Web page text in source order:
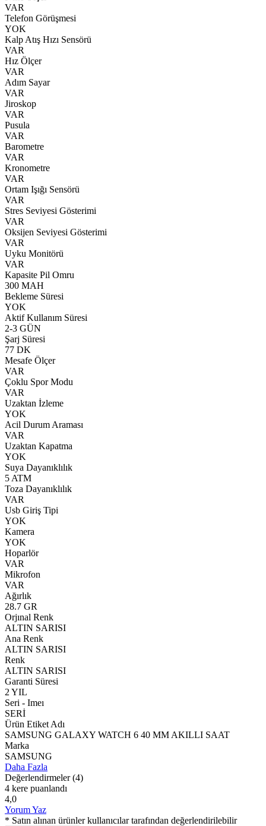
VAR
Telefon Görüşmesi
YOK
Kalp Atış Hızı Sensörü
VAR
Hız Ölçer
VAR
Adım Sayar
VAR
Jiroskop
VAR
Pusula
VAR
Barometre
VAR
Kronometre
VAR
Ortam Işığı Sensörü
VAR
Stres Seviyesi Gösterimi
VAR
Oksijen Seviyesi Gösterimi
VAR
Uyku Monitörü
VAR
Kapasite Pil Omru
300 MAH
Bekleme Süresi
YOK
Aktif Kullanım Süresi
2-3 GÜN
Şarj Süresi
77 DK
Mesafe Ölçer
VAR
Çoklu Spor Modu
VAR
Uzaktan İzleme
YOK
Acil Durum Araması
VAR
Uzaktan Kapatma
YOK
Suya Dayanıklılık
5 ATM
Toza Dayanıklılık
VAR
Usb Giriş Tipi
YOK
Kamera
YOK
Hoparlör
VAR
Mikrofon
VAR
Ağırlık
28.7 GR
Orjınal Renk
ALTIN SARISI
Ana Renk
ALTIN SARISI
Renk
ALTIN SARISI
Garanti Süresi
2 YIL
Seri - Imeı
SERİ
Ürün Etiket Adı
SAMSUNG GALAXY WATCH 6 40 MM AKILLI SAAT
Marka
SAMSUNG
Daha Fazla
Değerlendirmeler (4)
4 kere puanlandı
4,0
Yorum Yaz
* Satın alınan ürünler kullanıcılar tarafından değerlendirilebilir